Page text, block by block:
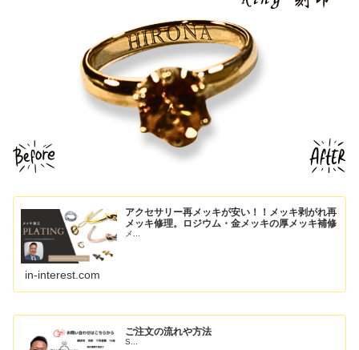
アクセサリー再メッキが安い！！メッキ剥がれ再
メッキ修理。ロジウム・金メッキの厚メッキ補修
メ...
in-interest.com
ご注文の流れや方法
S...